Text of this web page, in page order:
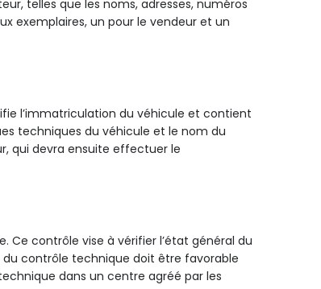
telles que les noms, adresses, numéros
exemplaires, un pour le vendeur et un
l’immatriculation du véhicule et contient
techniques du véhicule et le nom du
qui devra ensuite effectuer le
Ce contrôle vise à vérifier l’état général du
contrôle technique doit être favorable
dans un centre agréé par les